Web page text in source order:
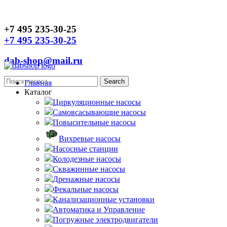
+7 495 235-30-25
+7 495 235-30-25
dab-shop@mail.ru
Главная
Каталог
Циркуляционные насосы
Самовсасывающие насосы
Повысительные насосы
Вихревые насосы
Насосные станции
Колодезные насосы
Скважинные насосы
Дренажные насосы
Фекальные насосы
Канализационные установки
Автоматика и Управление
Погружные электродвигатели